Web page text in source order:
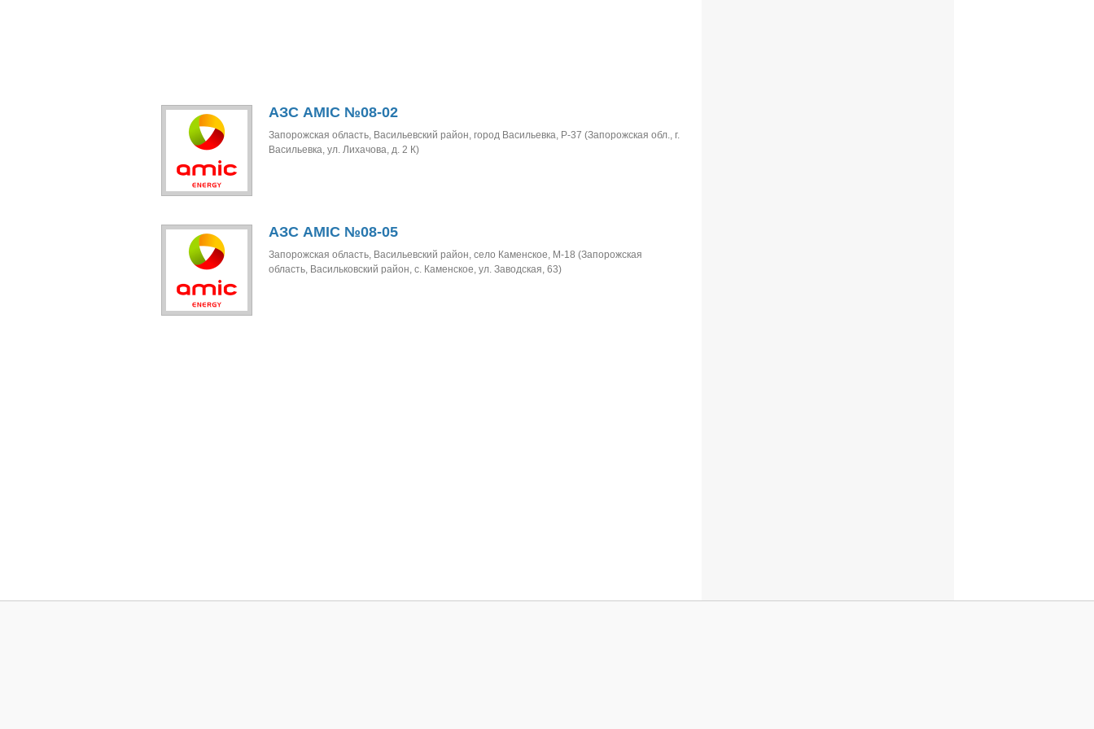
АЗС AMIC №08-02
Запорожская область, Васильевский район, город Васильевка, Р-37 (Запорожская обл., г.
Васильевка, ул. Лихачова, д. 2 К)
АЗС AMIC №08-05
Запорожская область, Васильевский район, село Каменское, М-18 (Запорожcкая
область, Васильковский район, с. Каменское, ул. Заводская, 63)